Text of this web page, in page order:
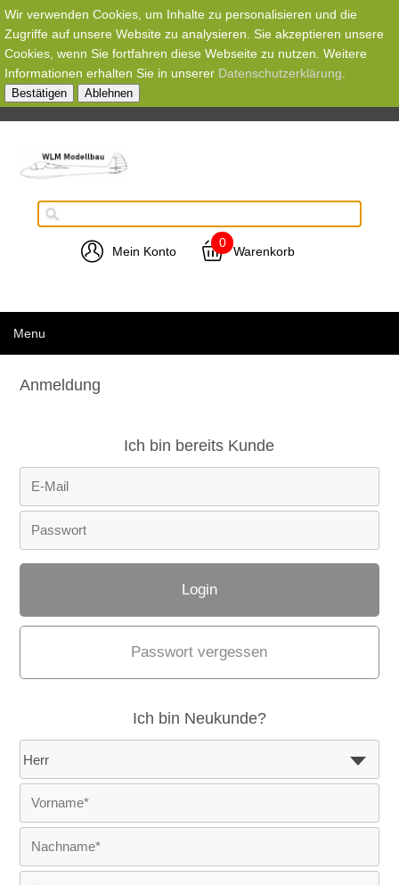
Wir verwenden Cookies, um Inhalte zu personalisieren und die
Zugriffe auf unsere Website zu analysieren. Sie akzeptieren unsere
Cookies, wenn Sie fortfahren diese Webseite zu nutzen. Weitere
Informationen erhalten Sie in unserer Datenschutzerklärung
Bestätigen Ablehnen
Mein Konto
0
Warenkorb
Menu
Anmeldung
Ich bin bereits Kunde
Passwort vergessen
Ich bin Neukunde?